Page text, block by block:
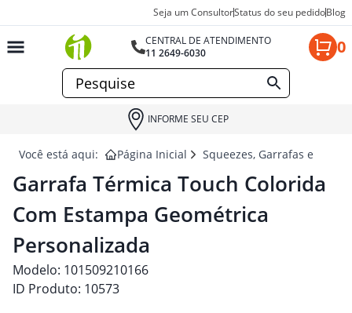
Seja um ConsultorStatus do seu pedidoBlog
CENTRAL DE ATENDIMENTO
11 2649-6030
0
INFORME SEU CEP
Você está aqui: Página Inicial Squeezes, Garrafas e
Garrafa Térmica Touch Colorida
Com Estampa Geométrica
Personalizada
Modelo: 101509210166
ID Produto: 10573